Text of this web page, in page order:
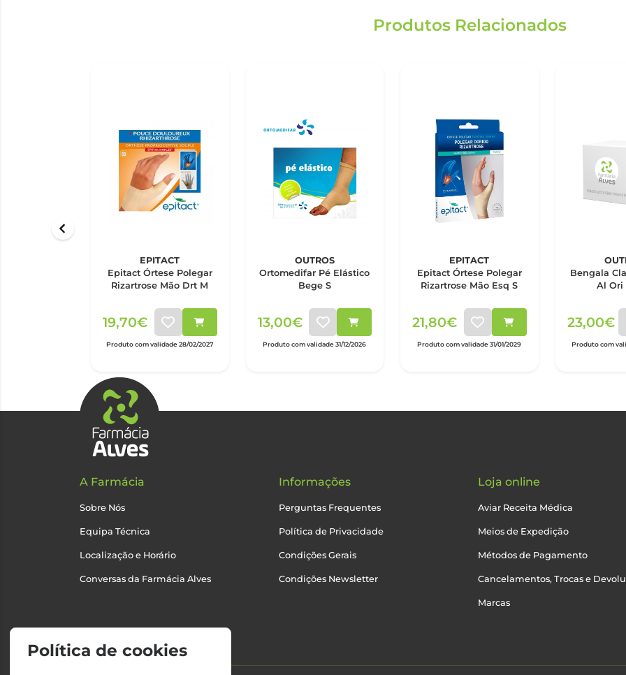
Produtos Relacionados
EPITACT
Epitact Órtese Polegar
Rizartrose Mão Drt M
19,70€
Produto com validade 28/02/2027
OUTROS
Ortomedifar Pé Elástico
Bege S
13,00€
Produto com validade 31/12/2026
EPITACT
Epitact Órtese Polegar
Rizartrose Mão Esq S
21,80€
Produto com validade 31/01/2029
Bengala
Al Ori
23,00€
Produto com
A Farmácia
Sobre Nós
Equipa Técnica
Localização e Horário
Conversas da Farmácia Alves
Informações
Perguntas Frequentes
Política de Privacidade
Condições Gerais
Condições Newsletter
Loja online
Aviar Receita Médica
Meios de Expedição
Métodos de Pagamento
Cancelamentos, Trocas e
Marcas
Política de cookies